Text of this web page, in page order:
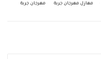
مهازل مهرجان جربة مهرجان جربة